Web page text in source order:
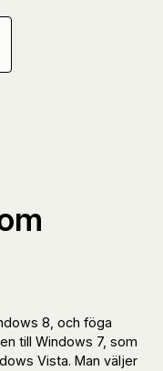
8, och föga
till Windows 7, som
Vista. Man väljer